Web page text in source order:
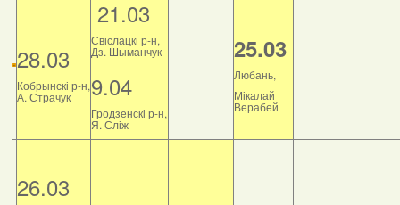
28.03
Кобрынскі р-н,
А. Страчук
21.03
Свіслацкі р-н,
Дз. Шыманчук
9.04
Гродзенскі р-н,
Я. Сліж
25.03
Любань,
Мікалай
Верабей
26.03